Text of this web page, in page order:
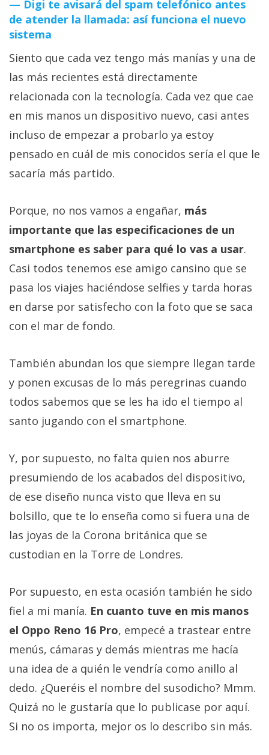
Digi te avisará del spam telefónico antes
de atender la llamada: así funciona el nuevo
sistema
Siento que cada vez tengo más manías y una de
las más recientes está directamente
relacionada con la tecnología. Cada vez que cae
en mis manos un dispositivo nuevo, casi antes
incluso de empezar a probarlo ya estoy
pensado en cuál de mis conocidos sería el que le
sacaría más partido.
Porque, no nos vamos a engañar, más
importante que las especificaciones de un
smartphone es saber para qué lo vas a usar.
Casi todos tenemos ese amigo cansino que se
pasa los viajes haciéndose selfies y tarda horas
en darse por satisfecho con la foto que se saca
con el mar de fondo.
También abundan los que siempre llegan tarde
y ponen excusas de lo más peregrinas cuando
todos sabemos que se les ha ido el tiempo al
santo jugando con el smartphone.
Y, por supuesto, no falta quien nos aburre
presumiendo de los acabados del dispositivo,
de ese diseño nunca visto que lleva en su
bolsillo, que te lo enseña como si fuera una de
las joyas de la Corona británica que se
custodian en la Torre de Londres.
Por supuesto, en esta ocasión también he sido
fiel a mi manía. En cuanto tuve en mis manos
el Oppo Reno 16 Pro, empecé a trastear entre
menús, cámaras y demás mientras me hacía
una idea de a quién le vendría como anillo al
dedo. ¿Queréis el nombre del susodicho? Mmm.
Quizá no le gustaría que lo publicase por aquí.
Si no os importa, mejor os lo describo sin más.